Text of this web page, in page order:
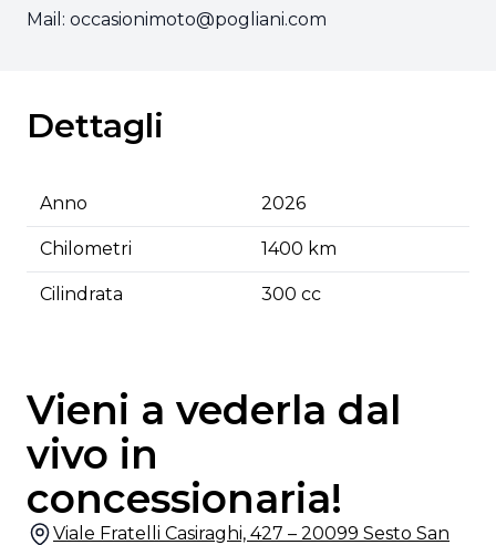
Mail: occasionimoto@pogliani.com
Dettagli
Anno 2026
Chilometri 1400 km
Cilindrata 300 cc
Vieni a vederla dal
vivo in
concessionaria!
Viale Fratelli Casiraghi, 427 – 20099 Sesto San